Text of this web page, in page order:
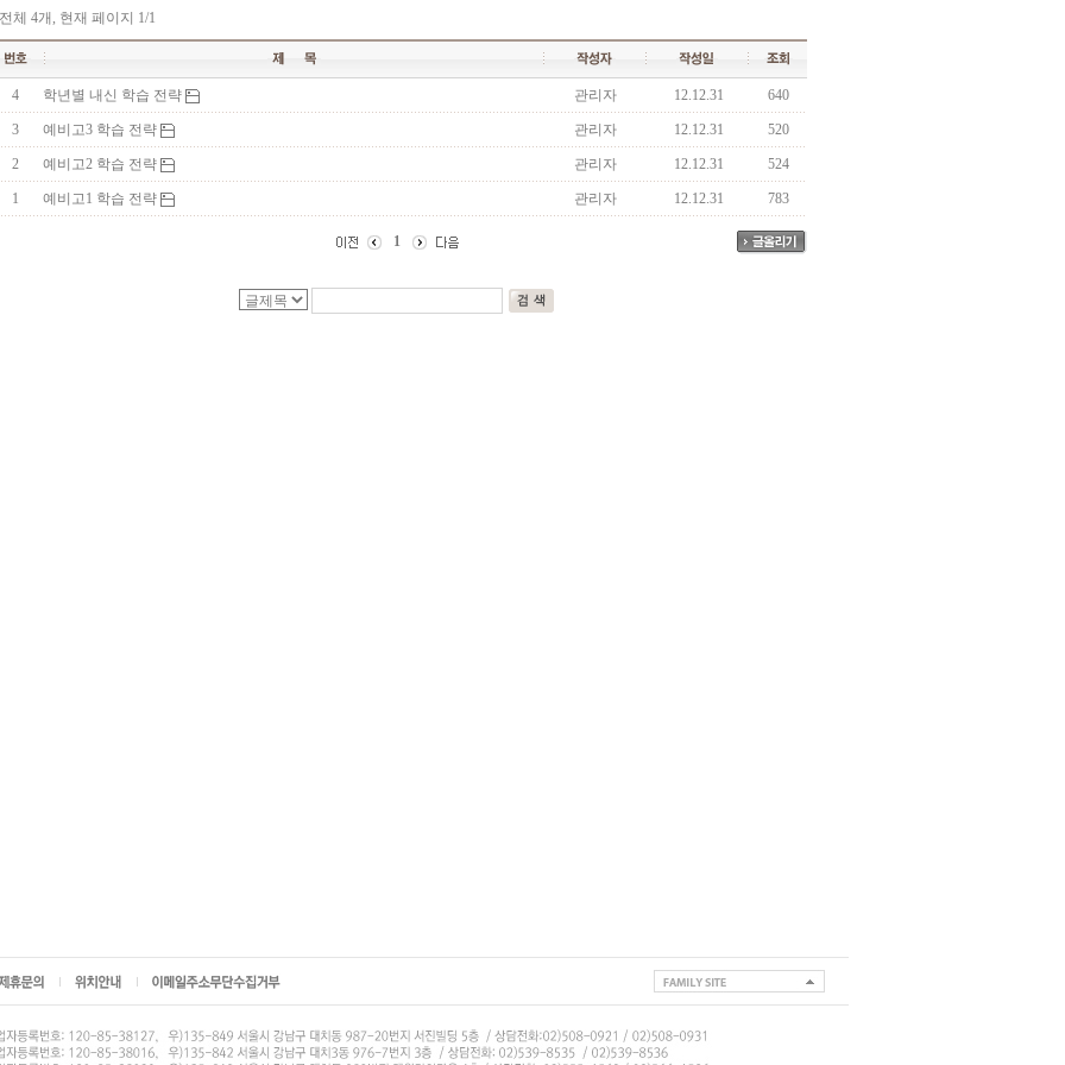
체 4개, 현재 페이지 1/1
4 학년별 내신 학습 전략 관리자 12.12.31 640
3 예비고3 학습 전략 관리자 12.12.31 520
2 예비고2 학습 전략 관리자 12.12.31 524
1 예비고1 학습 전략 관리자 12.12.31 783
1